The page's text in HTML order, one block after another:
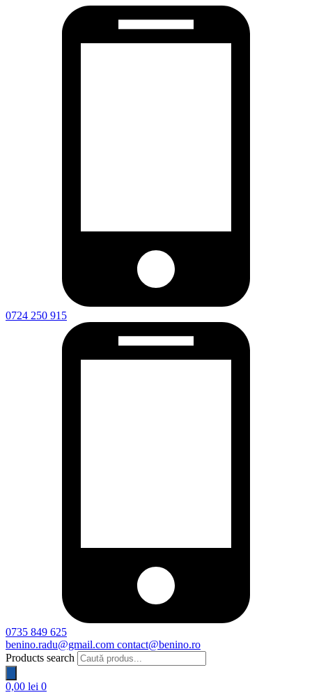
0724 250 915
0735 849 625
benino.radu@gmail.com contact@benino.ro
Products search
0,00 lei 0